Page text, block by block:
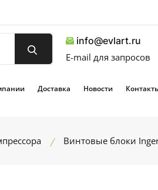
info@evlart.ru
E-mail для запросов
Доставка Новости
Винтовые блоки